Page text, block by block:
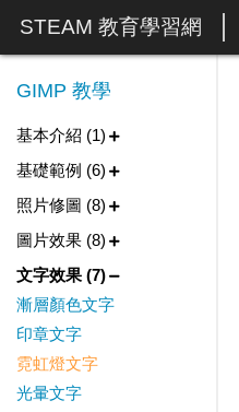
STEAM 教育學習網
GIMP 教學
基本介紹 (1)
基礎範例 (6)
照片修圖 (8)
圖片效果 (8)
文字效果 (7)
漸層顏色文字
印章文字
霓虹燈文字
光暈文字